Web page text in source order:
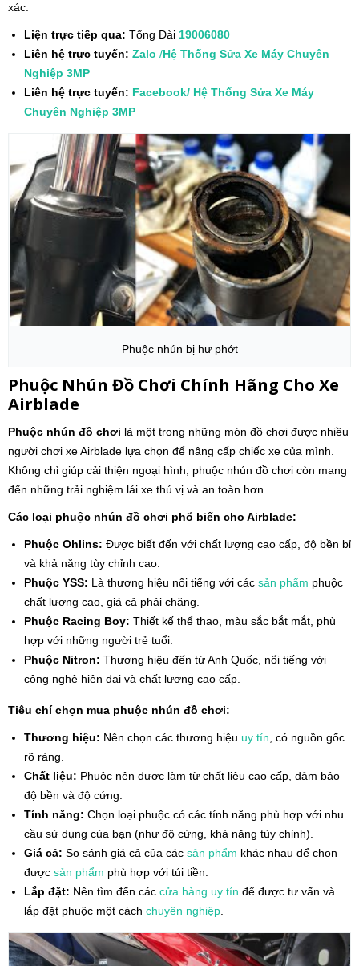
xác:
Liện trực tiếp qua: Tổng Đài 19006080
Liên hệ trực tuyến: Zalo /Hệ Thống Sửa Xe Máy Chuyên
Nghiệp 3MP
Liên hệ trực tuyến: Facebook/ Hệ Thống Sửa Xe Máy
Chuyên Nghiệp 3MP
Phuộc nhún bị hư phớt
Phuộc Nhún Đồ Chơi Chính Hãng Cho Xe
Airblade
Phuộc nhún đồ chơi là một trong những món đồ chơi được nhiều
người chơi xe Airblade lựa chọn để nâng cấp chiếc xe của mình.
Không chỉ giúp cải thiện ngoại hình, phuộc nhún đồ chơi còn mang
đến những trải nghiệm lái xe thú vị và an toàn hơn.
Các loại phuộc nhún đồ chơi phổ biến cho Airblade:
Phuộc Ohlins: Được biết đến với chất lượng cao cấp, độ bền bỉ
và khả năng tùy chỉnh cao.
Phuộc YSS: Là thương hiệu nổi tiếng với các sản phẩm phuộc
chất lượng cao, giá cả phải chăng.
Phuộc Racing Boy: Thiết kế thể thao, màu sắc bắt mắt, phù
hợp với những người trẻ tuổi.
Phuộc Nitron: Thương hiệu đến từ Anh Quốc, nổi tiếng với
công nghệ hiện đại và chất lượng cao cấp.
Tiêu chí chọn mua phuộc nhún đồ chơi:
Thương hiệu: Nên chọn các thương hiệu uy tín , có nguồn gốc
rõ ràng.
Chất liệu: Phuộc nên được làm từ chất liệu cao cấp, đảm bảo
độ bền và độ cứng.
Tính năng: Chọn loại phuộc có các tính năng phù hợp với nhu
cầu sử dụng của bạn (như độ cứng, khả năng tùy chỉnh).
Giá cả: So sánh giá cả của các sản phẩm khác nhau để chọn
được sản phẩm phù hợp với túi tiền.
Lắp đặt: Nên tìm đến các cửa hàng uy tín để được tư vấn và
lắp đặt phuộc một cách chuyên nghiệp